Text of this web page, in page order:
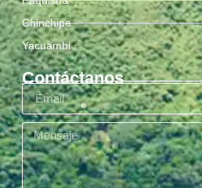
Chinchipe
Yacuambi
Contáctanos